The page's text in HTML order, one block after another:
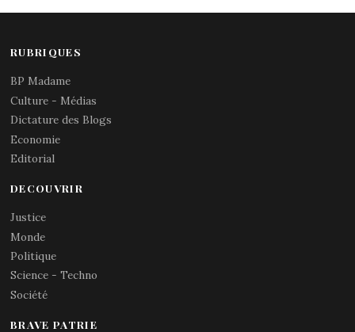
RUBRIQUES
BP Madame
Culture - Médias
Dictature des Blogs
Economie
Editorial
DECOUVRIR
Justice
Monde
Politique
Science - Techno
Société
BRAVE PATRIE